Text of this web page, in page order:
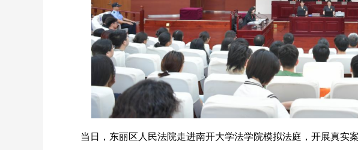
当日，东丽区人民法院走进南开大学法学院模拟法庭，开展真实